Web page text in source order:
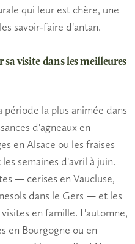
qui leur est chère, une
savoir-faire d'antan.
visite dans les meilleures
la plus animée dans
d'agneaux en
en Alsace ou les fraises
semaines d'avril à juin.
— cerises en Vaucluse,
dans le Gers — et les
en famille. L'automne,
en Bourgogne ou en